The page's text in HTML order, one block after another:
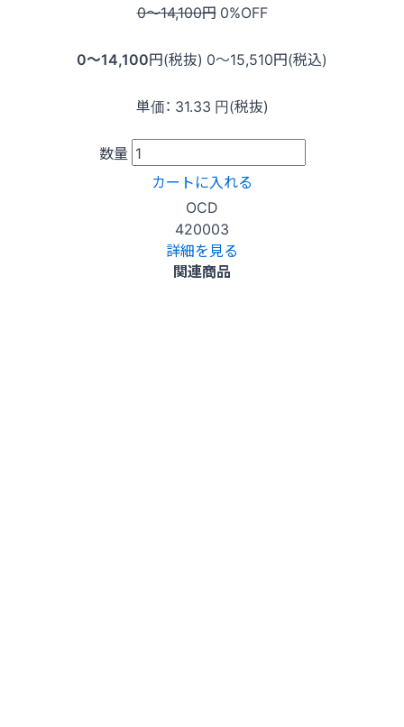
0〜14,100円 0%OFF
0〜14,100円(税抜) 0〜15,510円(税込)
単価： 31.33 円(税抜)
数量
カートに入れる
OCD
420003
詳細を見る
関連商品